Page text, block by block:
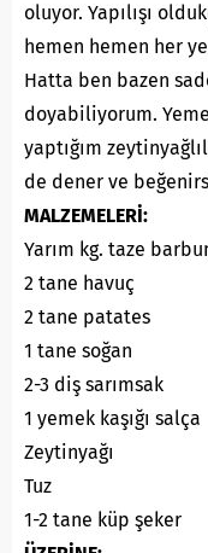
oluyor. Yapılışı
hemen hemen her
Hatta ben bazen
doyabiliyorum.
yaptığım
de dener ve
MALZEMELERİ:
Yarım kg. taze
2 tane havuç
2 tane patates
1 tane soğan
2-3 diş sarımsak
1 yemek kaşığı salça
Zeytinyağı
Tuz
1-2 tane küp şeker